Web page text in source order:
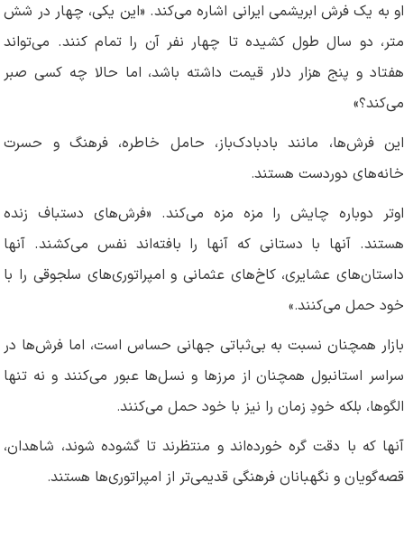
او به یک فرش ابریشمی ایرانی اشاره می‌کند. «این یکی، چهار در شش
متر، دو سال طول کشیده تا چهار نفر آن را تمام کنند. می‌تواند
هفتاد و پنج هزار دلار قیمت داشته باشد، اما حالا چه کسی صبر
می‌کند؟»
این فرش‌ها، مانند بادبادک‌باز، حامل خاطره، فرهنگ و حسرت
خانه‌های دوردست هستند.
اوتر دوباره چایش را مزه مزه می‌کند. «فرش‌های دستباف زنده
هستند. آنها با دستانی که آنها را بافته‌اند نفس می‌کشند. آنها
داستان‌های عشایری، کاخ‌های عثمانی و امپراتوری‌های سلجوقی را با
خود حمل می‌کنند.
»
بازار همچنان نسبت به بی‌ثباتی جهانی حساس است، اما فرش‌ها در
سراسر استانبول همچنان از مرزها و نسل‌ها عبور می‌کنند و نه تنها
الگوها، بلکه خودِ زمان را نیز با خود حمل می‌کنند.
آنها که با دقت گره خورده‌اند و منتظرند تا گشوده شوند، شاهدان،
قصه‌گویان و نگهبانان فرهنگی قدیمی‌تر از امپراتوری‌ها هستند.